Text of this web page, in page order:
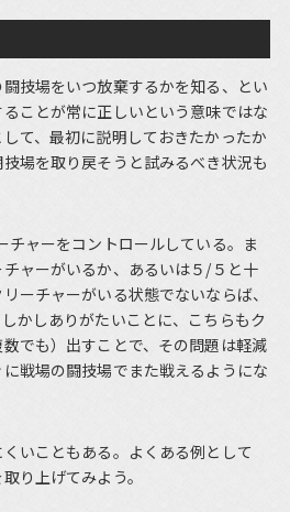
技場をいつ放棄するかを知る、とい
ことが常に正しいという意味ではな
て、最初に説明しておきたかったか
場を取り戻そうと試みるべき状況も
ャーをコントロールしている。ま
ャーがいるか、あるいは５/５と十
ーチャーがいる状態でないならば、
かしありがたいことに、こちらもク
でも）出すことで、その問題は軽減
戦場の闘技場でまた戦えるようにな
いこともある。よくある例として
り上げてみよう。